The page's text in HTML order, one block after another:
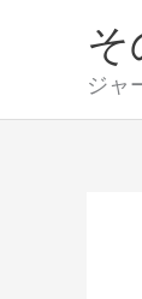
そ
ジャ